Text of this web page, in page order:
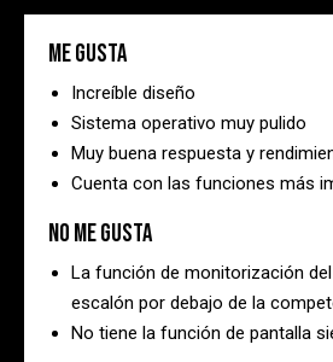
Me gusta
Increíble diseño
Sistema operativo muy pulido
Muy buena respuesta y
Cuenta con las funciones más
No me gusta
La función de monitorización
escalón por debajo de la
No tiene la función de pantalla